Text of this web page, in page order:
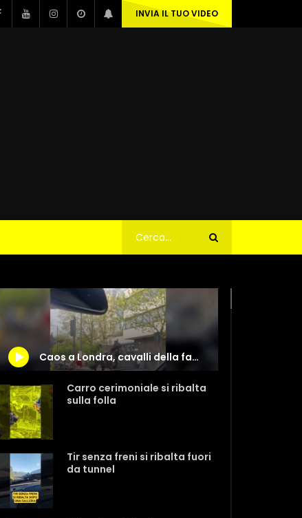
INVIA IL TUO VIDEO
Caos a Londra, cavalli della famiglia reale in fuga per il centro
Carro cerimoniale si ribalta
sulla folla
Tir senza freni si ribalta fuori
da tunnel